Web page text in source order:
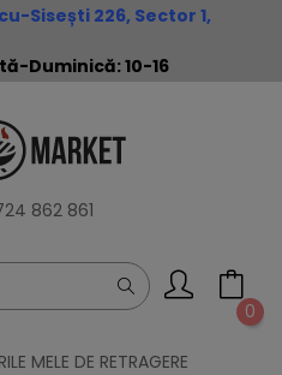
Sisești 226, Sector 1,
Duminică: 10-16
862 861
0
MELE DE RETRAGERE